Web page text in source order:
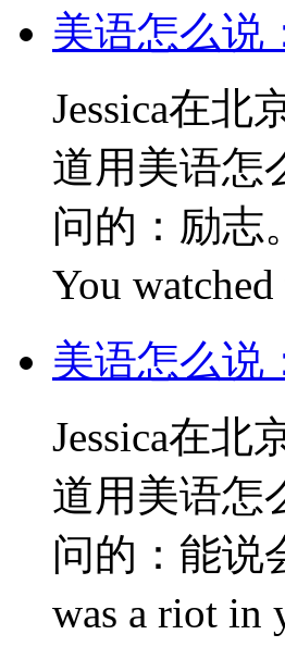
美语怎么说
Jessica在
道用美语怎
问的：励志
You
美语怎么说
Jessica在
道用美语怎
问的：能说
was a riot in